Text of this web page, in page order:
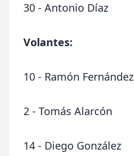
30 - Antonio Díaz
Volantes:
10 - Ramón Fernández
2 - Tomás Alarcón
14 - Diego González